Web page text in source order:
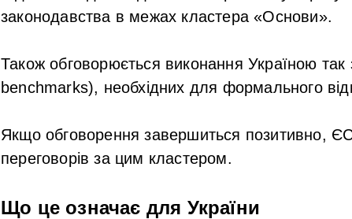
законодавства в межах кластера «Основи».
Також обговорюється виконання Україною так
benchmarks), необхідних для формального
Якщо обговорення завершиться позитивно,
переговорів за цим кластером.
Що це означає для України